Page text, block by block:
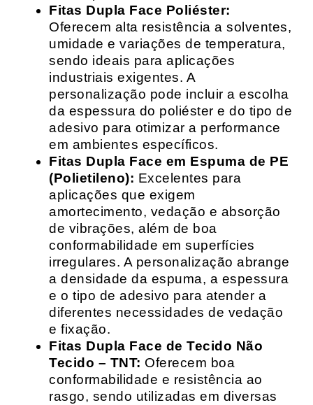
Fitas Dupla Face Poliéster:
Oferecem alta resistência a solventes,
umidade e variações de temperatura,
sendo ideais para aplicações
industriais exigentes. A
personalização pode incluir a escolha
da espessura do poliéster e do tipo de
adesivo para otimizar a performance
em ambientes específicos.
Fitas Dupla Face em Espuma de PE
(Polietileno): Excelentes para
aplicações que exigem
amortecimento, vedação e absorção
de vibrações, além de boa
conformabilidade em superfícies
irregulares. A personalização abrange
a densidade da espuma, a espessura
e o tipo de adesivo para atender a
diferentes necessidades de vedação
e fixação.
Fitas Dupla Face de Tecido Não
Tecido – TNT: Oferecem boa
conformabilidade e resistência ao
rasgo, sendo utilizadas em diversas